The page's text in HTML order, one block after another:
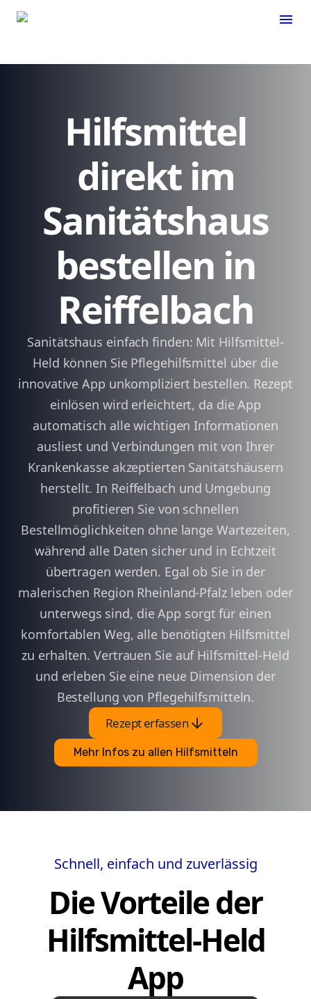
menu
Hilfsmittel
direkt im
Sanitätshaus
bestellen in
Reiffelbach
Sanitätshaus einfach finden: Mit Hilfsmittel-
Held können Sie Pflegehilfsmittel über die
innovative App unkompliziert bestellen. Rezept
einlösen wird erleichtert, da die App
automatisch alle wichtigen Informationen
ausliest und Verbindungen mit von Ihrer
Krankenkasse akzeptierten Sanitätshäusern
herstellt. In Reiffelbach und Umgebung
profitieren Sie von schnellen
Bestellmöglichkeiten ohne lange Wartezeiten,
während alle Daten sicher und in Echtzeit
übertragen werden. Egal ob Sie in der
malerischen Region Rheinland-Pfalz leben oder
unterwegs sind, die App sorgt für einen
komfortablen Weg, alle benötigten Hilfsmittel
zu erhalten. Vertrauen Sie auf Hilfsmittel-Held
und erleben Sie eine neue Dimension der
Bestellung von Pflegehilfsmitteln.
Rezept erfassenarrow_downward
Mehr Infos zu allen Hilfsmitteln
Schnell, einfach und zuverlässig
Die Vorteile der
Hilfsmittel-Held
App